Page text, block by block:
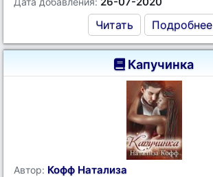
Читать Подробнее
Капучинка
Автор: Кофф Натализа